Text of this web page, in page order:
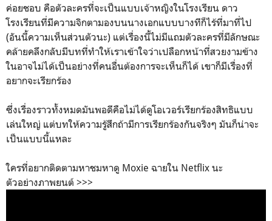
ค่อยชอบ คือตัวละครที่จะเป็นแบบเจ้าหญิงในโรงเรียน ดาว
โรงเรียนที่มีความจิกตามองบนนางเอกแบบบางทีก็ไร้ที่มาที่ไป
(อันนี้ความเห็นส่วนตัวนะ) แต่เรื่องนี้ไม่มีแถมตัวละครที่มีลักษณะ
คล้ายคลึงกลับมีบทที่ทำให้เราเข้าใจว่าเปลือกหน้าที่สวยงามข้าง
ในอาจไม่ได้เป็นอย่างที่คนอื่นต้องการจะเห็นก็ได้ เขาก็มีเรื่องที่
อยากจะเรียกร้อง
ซึ่งเรื่องราวทั้งหมดมันพอดีคือไม่ได้ดูโอเวอร์เรียกร้องสิทธิแบบ
เล่นใหญ่ แต่บทให้ความรู้สึกถ้ามีการเรียกร้องกันจริงๆ มันก็น่าจะ
เป็นแบบนี้แหละ
ใครที่อยากติดตามหาชมหาดู Moxie ฉายใน Netflix นะ
ตัวอย่างภาพยนต์ >>>